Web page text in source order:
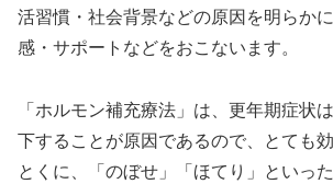
活習慣・社会背景などの原因を明らか
感・サポートなどをおこないます。
「ホルモン補充療法」は、更年期症状
下することが原因であるので、とても
とくに、「のぼせ」「ほてり」といっ